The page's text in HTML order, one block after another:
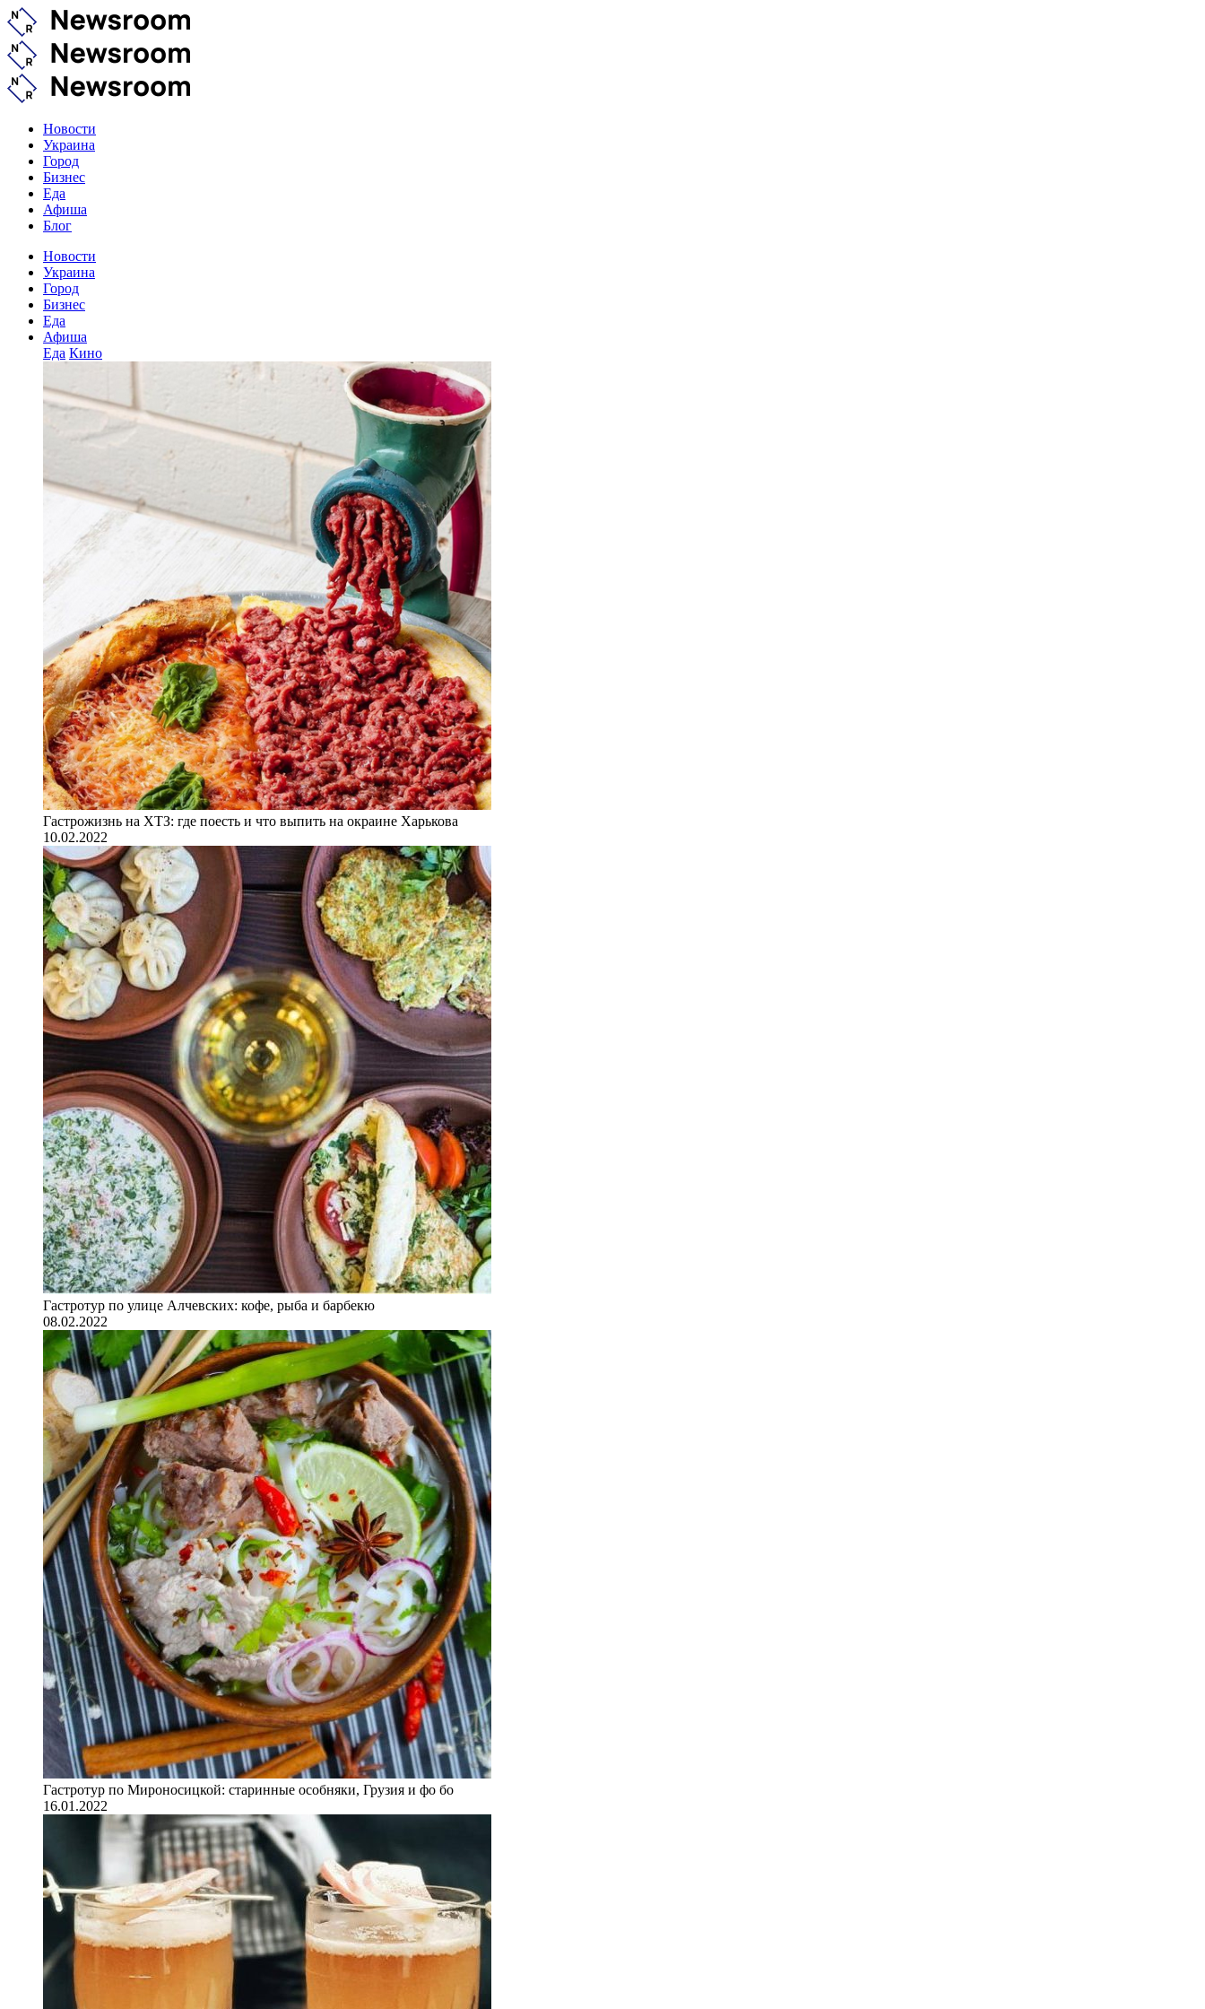
Новости
Украина
Город
Бизнес
Еда
Афиша
Блог
Новости
Украина
Город
Бизнес
Еда
Афиша
Еда Кино
Гастрожизнь на ХТЗ: где поесть и что выпить на окраине Харькова
10.02.2022
Гастротур по улице Алчевских: кофе, рыба и барбекю
08.02.2022
Гастротур по Мироносицкой: старинные особняки, Грузия и фо бо
16.01.2022